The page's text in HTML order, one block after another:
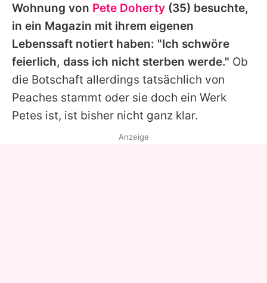
Wohnung von Pete Doherty (35) besuchte,
in ein Magazin mit ihrem eigenen
Lebenssaft notiert haben: "Ich schwöre
feierlich, dass ich nicht sterben werde." Ob
die Botschaft allerdings tatsächlich von
Peaches stammt oder sie doch ein Werk
Petes ist, ist bisher nicht ganz klar.
Anzeige